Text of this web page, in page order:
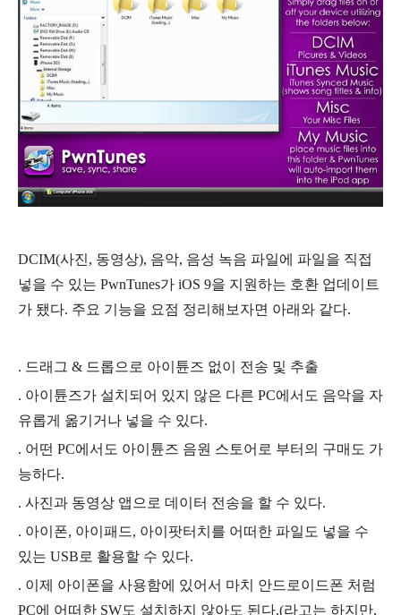
DCIM(사진, 동영상), 음악, 음성 녹음 파일에 파일을 직접
넣을 수 있는 PwnTunes가 iOS 9을 지원하는 호환 업데이트
가 됐다. 주요 기능을 요점 정리해보자면 아래와 같다.
. 드래그 & 드롭으로 아이튠즈 없이 전송 및 추출
. 아이튠즈가 설치되어 있지 않은 다른 PC에서도 음악을 자
유롭게 옮기거나 넣을 수 있다.
. 어떤 PC에서도 아이튠즈 음원 스토어로 부터의 구매도 가
능하다.
. 사진과 동영상 앱으로 데이터 전송을 할 수 있다.
. 아이폰, 아이패드, 아이팟터치를 어떠한 파일도 넣을 수
있는 USB로 활용할 수 있다.
. 이제 아이폰을 사용함에 있어서 마치 안드로이드폰 처럼
PC에 어떠한 SW도 설치하지 않아도 된다.(라고는 하지만,